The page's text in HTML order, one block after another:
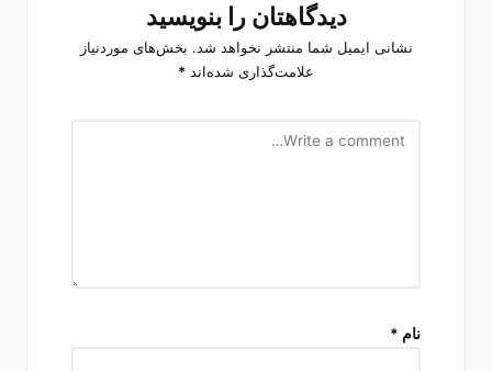
دیدگاهتان را بنویسید
نشانی ایمیل شما منتشر نخواهد شد. بخش‌های موردنیاز
علامت‌گذاری شده‌اند *
نام *